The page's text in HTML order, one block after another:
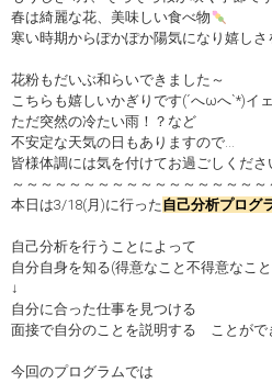
春は綺麗な花、美味しい食べ物
寒い時期からぽかぽか陽気になり嬉しさ
花粉もだいぶ和らいできました～
こちらも嬉しいかぎりです(´へωへ`*)イ
ただ突然の冷たい雨！？など
不安定な天気の日もありますので…
皆様体調には気を付けてお過ごしくださ
～～～～～～～～～～～～～～～～～
本日は3/18(月)に行った自己分析プログ
自己分析を行うことによって
自分自身を知る(得意なこと不得意なこ
↓
自分に合った仕事を見つける
面接で自分のことを説明する ことがで
今回のプログラムでは